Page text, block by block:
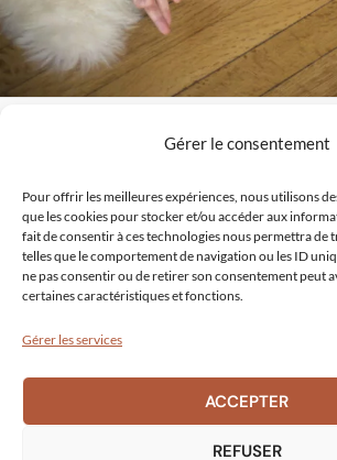
Gérer le consentement
Pour offrir les meilleures expériences, nous utilisons
que les cookies pour stocker et/ou accéder aux
fait de consentir à ces technologies nous permettra de
telles que le comportement de navigation ou les ID
ne pas consentir ou de retirer son consentement peut
certaines caractéristiques et fonctions.
Gérer les services
ACCEPTER
REFUSER
Copyright © 2026 Thérapeute
Site créé parComm'
Mentions légales|Politique de
Conditions générales